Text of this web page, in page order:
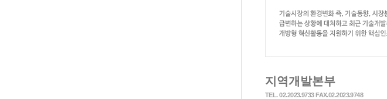
지역개발본부
TEL. 02.2023.9733 FAX.02.2023.9748